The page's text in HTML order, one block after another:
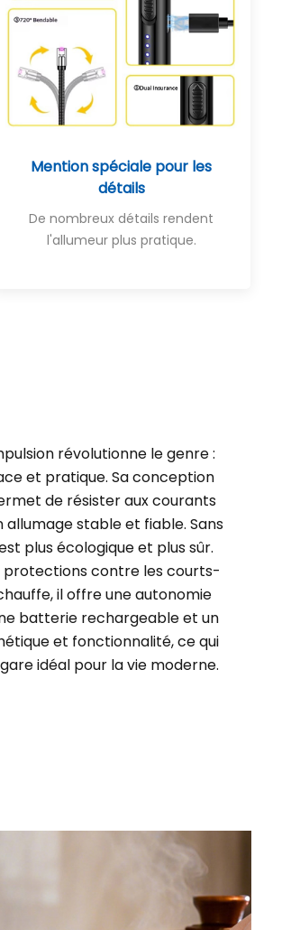
Mention spéciale pour les
détails
De nombreux détails rendent
l'allumeur plus pratique.
révolutionne le genre :
et pratique. Sa conception
de résister aux courants
stable et fiable. Sans
plus écologique et plus sûr.
protections contre les courts-
il offre une autonomie
batterie rechargeable et un
et fonctionnalité, ce qui
idéal pour la vie moderne.